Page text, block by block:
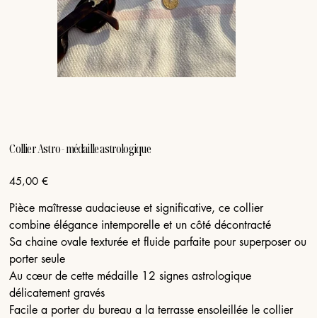
Collier Astro - médaille astrologique
Prix
45,00 €
Pièce maîtresse audacieuse et significative, ce collier
combine élégance intemporelle et un côté décontracté
Sa chaine ovale texturée et fluide parfaite pour superposer ou
porter seule
Au cœur de cette médaille 12 signes astrologique
délicatement gravés
Facile a porter du bureau a la terrasse ensoleillée le collier